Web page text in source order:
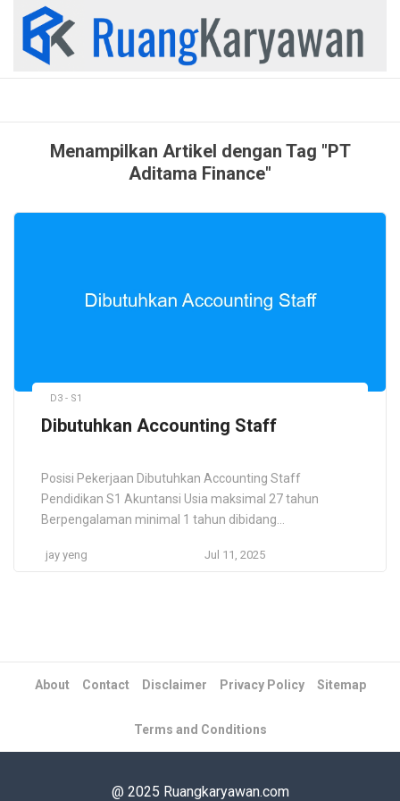
content
Menampilkan Artikel dengan Tag "PT
Aditama Finance"
D3 - S1
Dibutuhkan Accounting Staff
Posisi Pekerjaan Dibutuhkan Accounting Staff
Pendidikan S1 Akuntansi Usia maksimal 27 tahun
Berpengalaman minimal 1 tahun dibidang
Menguasai Ms. Excel dan Ms. Word Mengerti jurnal dan
jay yeng Jul 11, 2025
About Contact Disclaimer Privacy Policy Sitemap
Terms and Conditions
@ 2025 Ruangkaryawan.com